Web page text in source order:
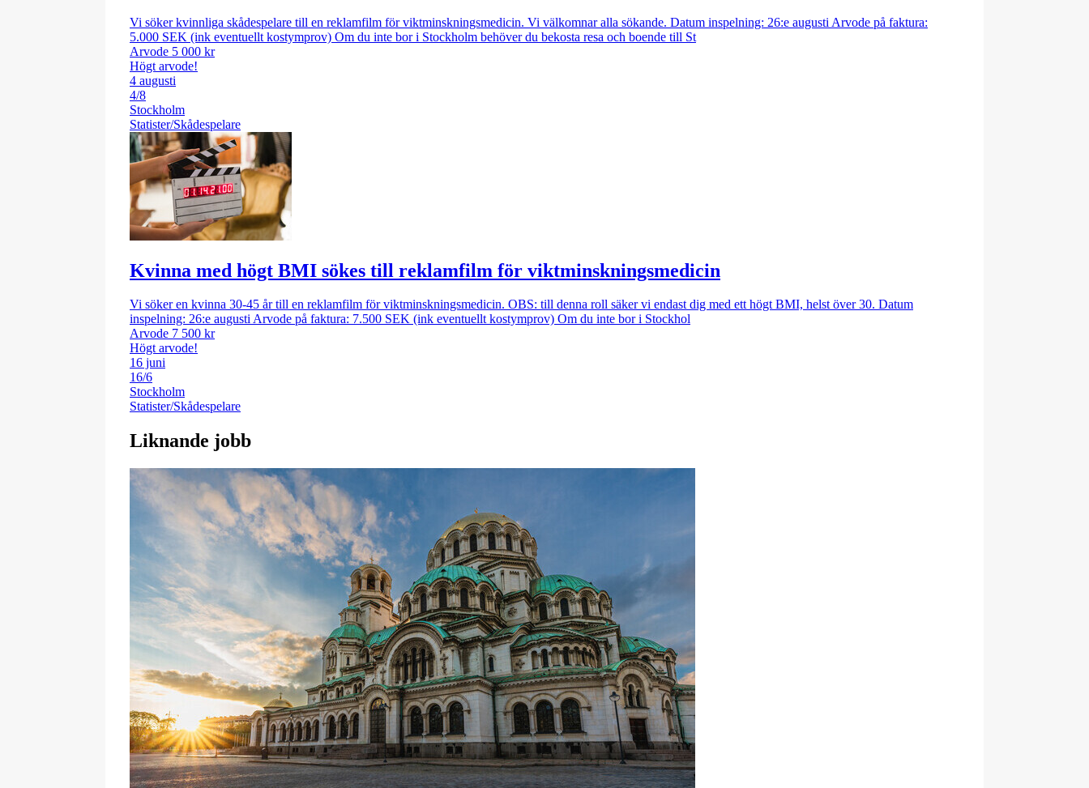
Vi söker kvinnliga skådespelare till en reklamfilm för viktminskningsmedicin. Vi välkomnar alla sökande. Datum inspelning: 26:e augusti Arvode på faktura:
5.000 SEK (ink eventuellt kostymprov) Om du inte bor i Stockholm behöver du bekosta resa och boende till St
Arvode 5 000 kr
Högt arvode!
4 augusti
4/8
Stockholm
Statister/Skådespelare
Kvinna med högt BMI sökes till reklamfilm för viktminskningsmedicin
Vi söker en kvinna 30-45 år till en reklamfilm för viktminskningsmedicin. OBS: till denna roll säker vi endast dig med ett högt BMI, helst över 30. Datum
inspelning: 26:e augusti Arvode på faktura: 7.500 SEK (ink eventuellt kostymprov) Om du inte bor i Stockhol
Arvode 7 500 kr
Högt arvode!
16 juni
16/6
Stockholm
Statister/Skådespelare
Liknande jobb